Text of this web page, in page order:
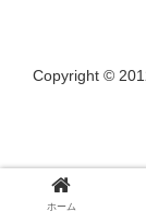
Copyright ©
ホーム